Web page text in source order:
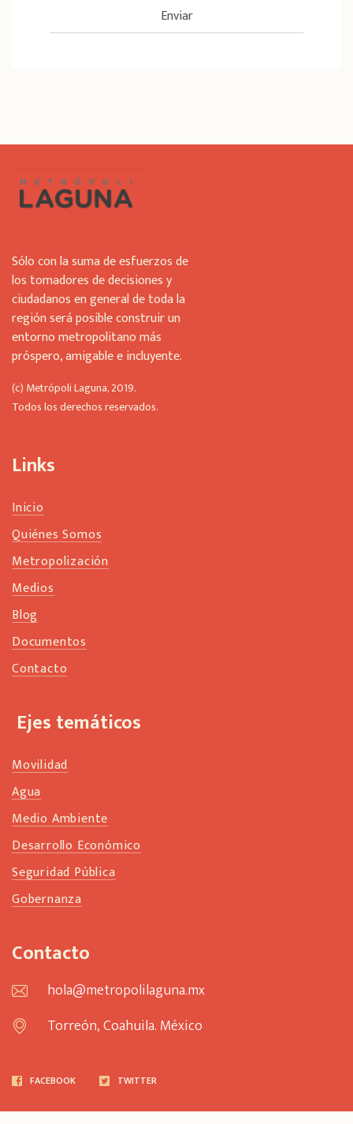
Enviar
d
s
l
d
b
e
l
e
t
b
k
Sólo con la suma de esfuerzos de
los tomadores de decisiones y
ciudadanos en general de toda la
región será posible construir un
entorno metropolitano más
próspero, amigable e incluyente.
(c) Metrópoli Laguna, 2019.
Todos los derechos reservados.
Links
Inicio
Quiénes Somos
Metropolización
Medios
Blog
Documentos
Contacto
Ejes temáticos
Movilidad
Agua
Medio Ambiente
Desarrollo Económico
Seguridad Pública
Gobernanza
Contacto
hola@metropolilaguna.mx
Torreón, Coahuila. México
FACEBOOK TWITTER